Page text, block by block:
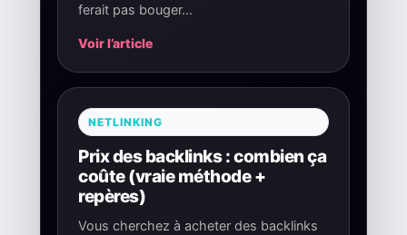
ferait pas bouger…
Voir l’article
NETLINKING
Prix des backlinks : combien ça
coûte (vraie méthode +
repères)
Vous cherchez à acheter des backlinks